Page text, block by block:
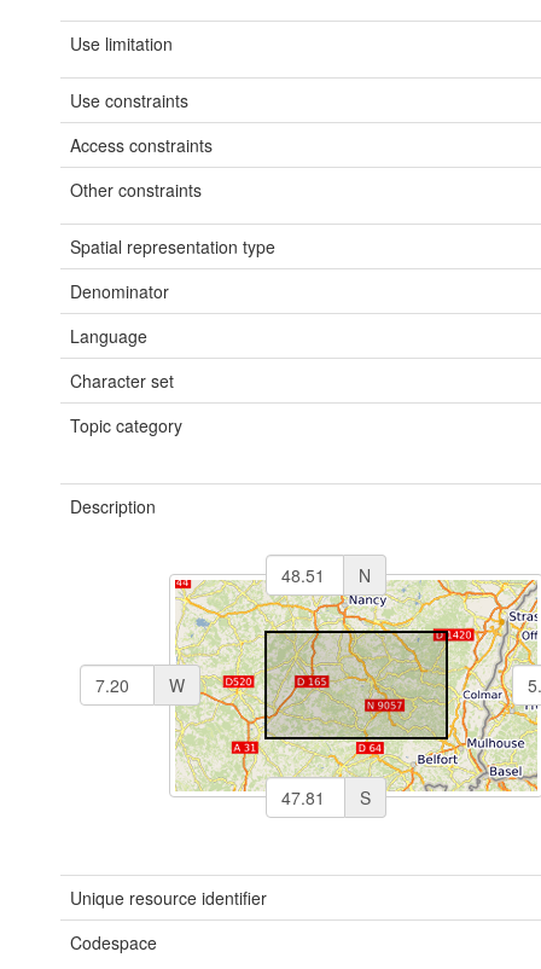
Use limitation
Use constraints
Access constraints
Other constraints
Spatial representation type
Denominator
Language
Character set
Topic category
Description
N
S
W
Unique resource identifier
Codespace